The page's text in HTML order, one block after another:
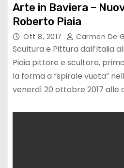
Arte in Baviera –
Roberto Piaia
Ott 8, 2017 Carmen De
Scultura e Pittura dall’Italia
Piaia pittore e scultore,
la forma a “spirale vuota”
venerdì 20 ottobre 2017 alle